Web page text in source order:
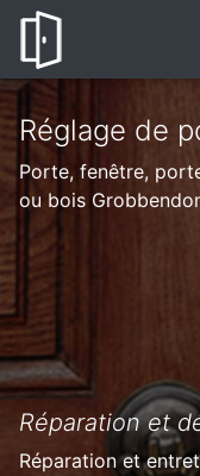
Réglage de
Porte, fenêtre,
ou bois
Réparation et
Réparation et